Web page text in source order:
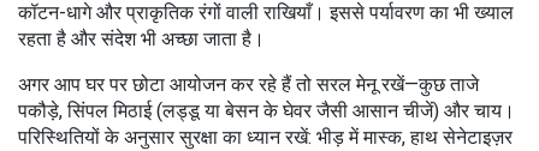
कॉटन-धागे और प्राकृतिक रंगों वाली राखियाँ। इससे पर्यावरण का भी ख्याल
रहता है और संदेश भी अच्छा जाता है।
अगर आप घर पर छोटा आयोजन कर रहे हैं तो सरल मेनू रखें—कुछ ताजे
पकौड़े, सिंपल मिठाई (लड्डू या बेसन के घेवर जैसी आसान चीजें) और चाय।
परिस्थितियों के अनुसार सुरक्षा का ध्यान रखें: भीड़ में मास्क, हाथ सेनेटाइज़र